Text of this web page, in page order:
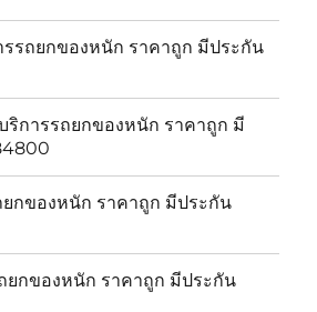
รถยกของหนัก ราคาถูก มีประกัน
การรถยกของหนัก ราคาถูก มี
กของหนัก ราคาถูก มีประกัน
กของหนัก ราคาถูก มีประกัน